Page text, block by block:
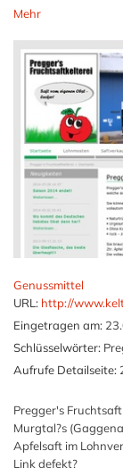
Mehr
Genussmittel
URL: http://
Eingetragen am:
Schlüsselwörter:
Aufrufe Detailseite:
Pregger's
Murgtal?s
Apfelsaft im
Link defekt?